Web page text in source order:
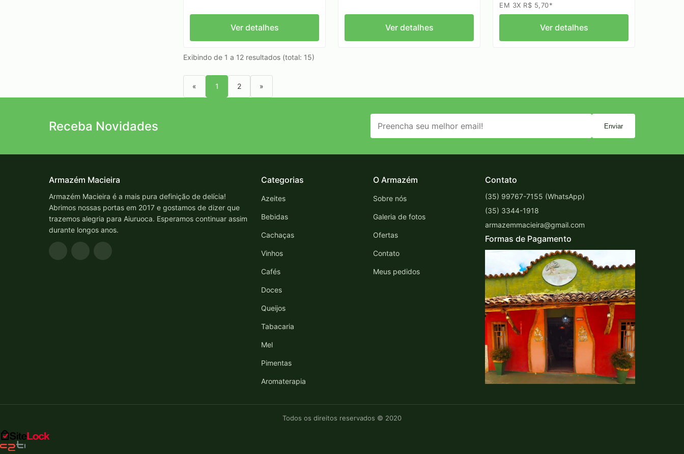
Ver detalhes Ver detalhes
EM 3X R$ 5,70*
Ver detalhes
Exibindo de 1 a 12 resultados (total: 15)
« 1 2 »
Receba Novidades Enviar
Armazém Macieira
Armazém Macieira é a mais pura definição de delícia!
Abrimos nossas portas em 2017 e gostamos de dizer que
trazemos alegria para Aiuruoca. Esperamos continuar assim
durante longos anos.
Categorias
Azeites
Bebidas
Cachaças
Vinhos
Cafés
Doces
Queijos
Tabacaria
Mel
Pimentas
Aromaterapia
O Armazém
Sobre nós
Galeria de fotos
Ofertas
Contato
Meus pedidos
Contato
(35) 99767-7155 (WhatsApp)
(35) 3344-1918
armazemmacieira@gmail.com
Formas de Pagamento
Todos os direitos reservados © 2020